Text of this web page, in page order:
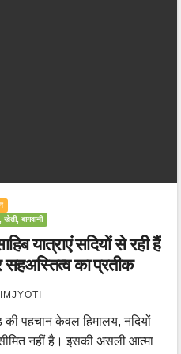
बागवानी
यात्राएं सदियों से रही हैं
का प्रतीक
की पहचान केवल हिमालय, नदियों
नहीं है। इसकी असली आत्मा